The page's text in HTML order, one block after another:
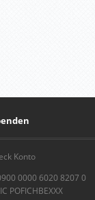
Konto
0000 6020 8207 0
POFICHBEXXX